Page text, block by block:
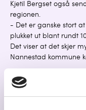
Kjetil Bergset også
regionen.
- Det er ganske stort
plukket ut blant rundt
Det viser at det skjer
Nannestad kommune